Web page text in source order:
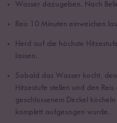
Wasser dazugeben. Nach
Reis 10 Minuten einweichen
Herd auf die höchste
lassen.
Sobald das Wasser kocht,
Hitzestufe stellen und den
geschlossenem Deckel
komplett aufgesogen wurde.